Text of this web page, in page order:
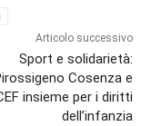
Articolo successivo
Sport e solidarietà:
Cosenza e
insieme per i diritti
dell’infanzia